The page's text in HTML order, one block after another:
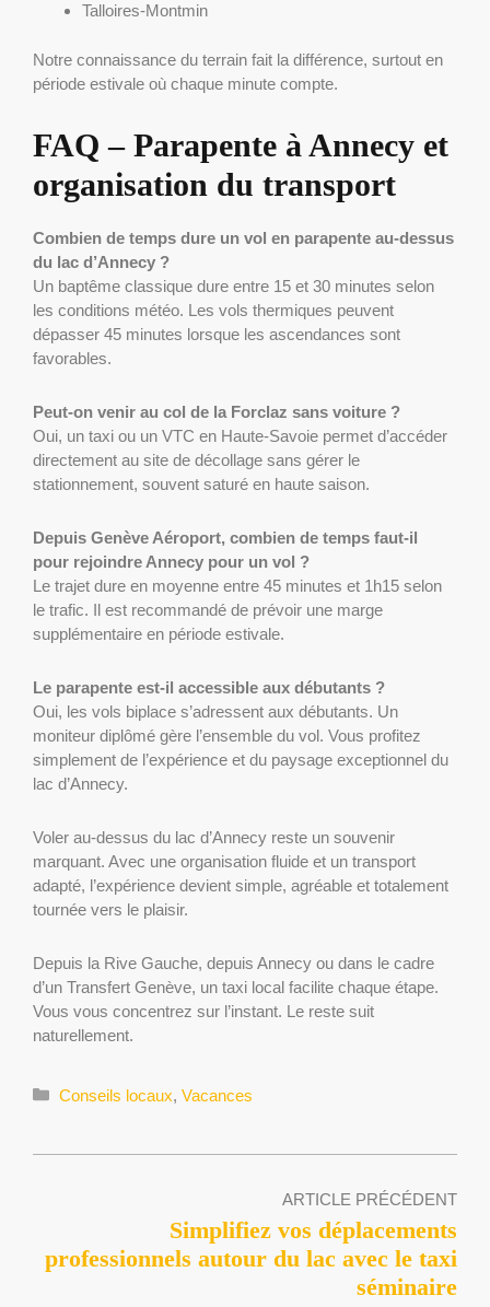
Talloires-Montmin
Notre connaissance du terrain fait la différence, surtout en
période estivale où chaque minute compte.
FAQ – Parapente à Annecy et
organisation du transport
Combien de temps dure un vol en parapente au-dessus
du lac d’Annecy ?
Un baptême classique dure entre 15 et 30 minutes selon
les conditions météo. Les vols thermiques peuvent
dépasser 45 minutes lorsque les ascendances sont
favorables.
Peut-on venir au col de la Forclaz sans voiture ?
Oui, un taxi ou un VTC en Haute-Savoie permet d’accéder
directement au site de décollage sans gérer le
stationnement, souvent saturé en haute saison.
Depuis Genève Aéroport, combien de temps faut-il
pour rejoindre Annecy pour un vol ?
Le trajet dure en moyenne entre 45 minutes et 1h15 selon
le trafic. Il est recommandé de prévoir une marge
supplémentaire en période estivale.
Le parapente est-il accessible aux débutants ?
Oui, les vols biplace s’adressent aux débutants. Un
moniteur diplômé gère l’ensemble du vol. Vous profitez
simplement de l’expérience et du paysage exceptionnel du
lac d’Annecy.
Voler au-dessus du lac d’Annecy reste un souvenir
marquant. Avec une organisation fluide et un transport
adapté, l’expérience devient simple, agréable et totalement
tournée vers le plaisir.
Depuis la Rive Gauche, depuis Annecy ou dans le cadre
d’un Transfert Genève, un taxi local facilite chaque étape.
Vous vous concentrez sur l’instant. Le reste suit
naturellement.
Catégories
Conseils locaux, Vacances
ARTICLE PRÉCÉDENT
Simplifiez vos déplacements
professionnels autour du lac avec le taxi
séminaire